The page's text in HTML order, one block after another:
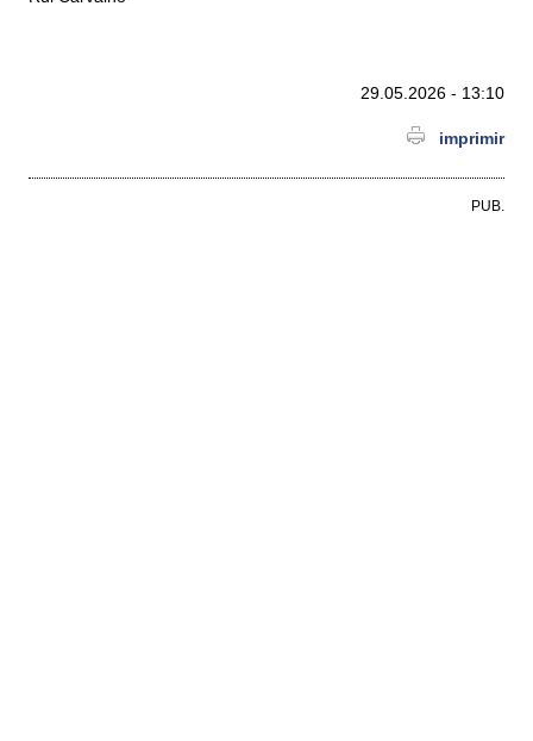
29.05.2026 - 13:10
imprimir
PUB.